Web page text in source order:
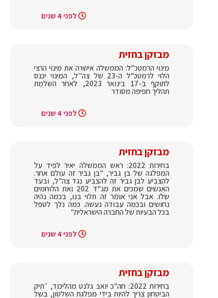
לפני 4 שנים
מבזקן בחזית
מינוי הרמטכ"ל: הממשלה אישרה את מינוי הרצי
הלוי לרמטכ"ל ה-23 של צה''ל, המינוי יכנס
לתוקף ב-17 בינואר 2023, לאחר השלמת
תהליך חפיפה מסודר
לפני 4 שנים
מבזקן בחזית
בחירות 2022: ראש הממשלה יאיר לפיד על
המפלגה של בן גביר, "בן גביר זה עולם אחר.
להצביע לבן גביר זה להצביע נגד צה"ל, ובעד
האנשים שמכים את מג"ד 202 ואת הלוחמים
שלו. אבל אני אומר זה תלוי בנו, בכמה נהיה
נחושים ובכמה עבודה נעשה. כמה נלך לטפל
בכל הבעיות של החברה הישראלית"
לפני 4 שנים
מבזקן בחזית
בחירות 2022: חה"כ יואב גלנט מהליכוד, ״תיק
הביטחון צריך להיות בידי מפלגת השלטון, בשל